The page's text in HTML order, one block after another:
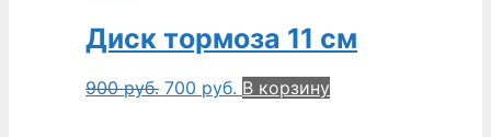
Диск тормоза 11 см
900руб. 700 руб. В корзину